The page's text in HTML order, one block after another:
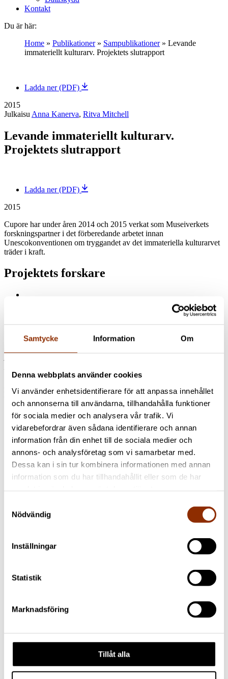
Samtycke Information Om
Denna webbplats använder cookies
Vi använder enhetsidentifierare för att anpassa innehållet
och annonserna till användarna, tillhandahålla funktioner
för sociala medier och analysera vår trafik. Vi
vidarebefordrar även sådana identifierare och annan
information från din enhet till de sociala medier och
annons- och analysföretag som vi samarbetar med.
Dessa kan i sin tur kombinera informationen med annan
information som du har tillhandahållit eller som de har
Nödvändig
Inställningar
Statistik
Marknadsföring
Tillåt alla
Kontakt
Du är här:
Home » Publikationer» Sampublikationer» Levande
immateriellt kulturarv. Projektets slutrapport
Ladda ner (PDF)
2015
Julkaisu Anna Kanerva, Ritva Mitchell
Levande immateriellt kulturarv.
Projektets slutrapport
Ladda ner (PDF)
2015
Cupore har under åren 2014 och 2015 verkat som Museiverkets
forskningspartner i det förberedande arbetet innan
Unescokonventionen om tryggandet av det immateriella kulturarvet
träder i kraft.
Projektets forskare
+358 50 302 1414
Telefon:+358 10 200 9200 (samtalspris: lna/msa)
Följ oss
Facebook